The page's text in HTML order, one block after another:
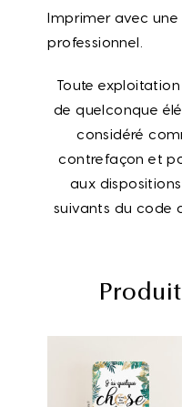
Imprimer avec
professionnel.
Toute
de quelconque
considéré
contrefaçon et
aux
suivants du code